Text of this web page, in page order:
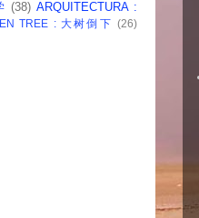
(38) ARQUITECTURA :
TREE : 大树倒下 (26)